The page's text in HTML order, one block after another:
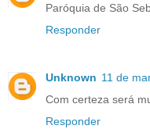
Paróquia de São
Responder
Unknown 11 de
Com certeza será
Responder